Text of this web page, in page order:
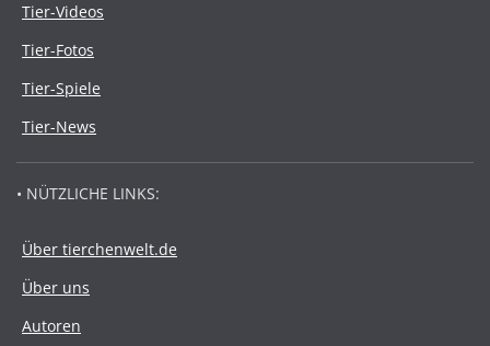
Tier-Videos
Tier-Fotos
Tier-Spiele
Tier-News
• NÜTZLICHE LINKS:
Über tierchenwelt.de
Über uns
Autoren